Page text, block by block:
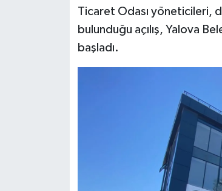
Ticaret Odası yöneticileri,
bulunduğu açılış, Yalova
başladı.